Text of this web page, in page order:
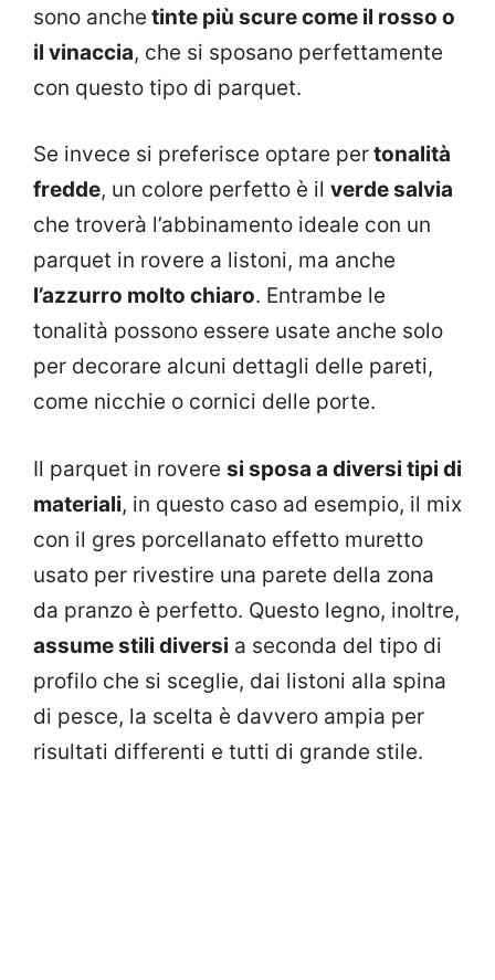
sono anche tinte più scure come il rosso o
il vinaccia, che si sposano perfettamente
con questo tipo di parquet.
Se invece si preferisce optare pertonalità
fredde, un colore perfetto è il verde salvia
che troverà l’abbinamento ideale con un
parquet in rovere a listoni, ma anche
l’azzurro molto chiaro. Entrambe le
tonalità possono essere usate anche solo
per decorare alcuni dettagli delle pareti,
come nicchie o cornici delle porte.
Il parquet in rovere si sposa a diversi tipi di
materiali, in questo caso ad esempio, il mix
con il gres porcellanato effetto muretto
usato per rivestire una parete della zona
da pranzo è perfetto. Questo legno, inoltre,
assume stili diversi a seconda del tipo di
profilo che si sceglie, dai listoni alla spina
di pesce, la scelta è davvero ampia per
risultati differenti e tutti di grande stile.